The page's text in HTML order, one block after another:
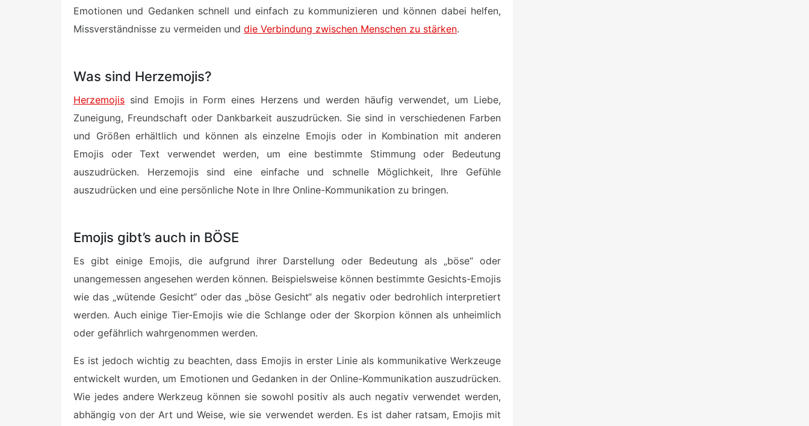
Emotionen und Gedanken schnell und einfach zu kommunizieren und können dabei helfen,
Missverständnisse zu vermeiden und die Verbindung zwischen Menschen zu stärken.
Was sind Herzemojis?
Herzemojis sind Emojis in Form eines Herzens und werden häufig verwendet, um Liebe,
Zuneigung, Freundschaft oder Dankbarkeit auszudrücken. Sie sind in verschiedenen Farben
und Größen erhältlich und können als einzelne Emojis oder in Kombination mit anderen
Emojis oder Text verwendet werden, um eine bestimmte Stimmung oder Bedeutung
auszudrücken. Herzemojis sind eine einfache und schnelle Möglichkeit, Ihre Gefühle
auszudrücken und eine persönliche Note in Ihre Online-Kommunikation zu bringen.
Emojis gibt’s auch in BÖSE
Es gibt einige Emojis, die aufgrund ihrer Darstellung oder Bedeutung als „böse“ oder
unangemessen angesehen werden können. Beispielsweise können bestimmte Gesichts-Emojis
wie das „wütende Gesicht“ oder das „böse Gesicht“ als negativ oder bedrohlich interpretiert
werden. Auch einige Tier-Emojis wie die Schlange oder der Skorpion können als unheimlich
oder gefährlich wahrgenommen werden.
Es ist jedoch wichtig zu beachten, dass Emojis in erster Linie als kommunikative Werkzeuge
entwickelt wurden, um Emotionen und Gedanken in der Online-Kommunikation auszudrücken.
Wie jedes andere Werkzeug können sie sowohl positiv als auch negativ verwendet werden,
abhängig von der Art und Weise, wie sie verwendet werden. Es ist daher ratsam, Emojis mit